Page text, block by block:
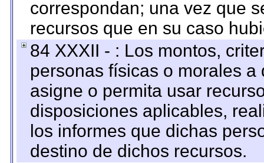
correspondan; una vez que
recursos que en su caso
84 XXXII - : Los montos,
personas físicas o morales
asigne o permita usar
disposiciones aplicables,
los informes que dichas
destino de dichos recursos.